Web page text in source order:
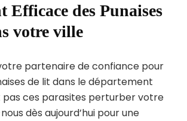
Efficace des Punaises
votre ville
partenaire de confiance pour
de lit dans le département
pas ces parasites perturber votre
dès aujourd’hui pour une